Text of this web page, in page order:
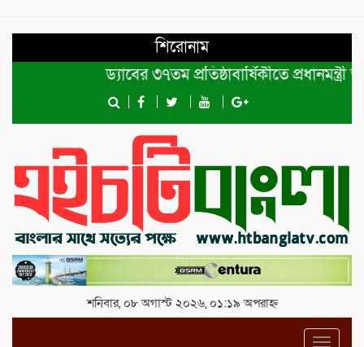
শিরোনাম
ড্যাবের ৩৭তম প্রতিষ্ঠাবার্ষিকীতে প্রধানমন্ত্রী
শনিবার, ০৮ অগাস্ট ২০২৬, ০১:১৯ অপরাহ্ন